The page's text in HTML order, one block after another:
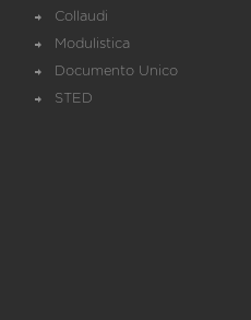
Collaudi
Modulistica
Documento Unico
STED